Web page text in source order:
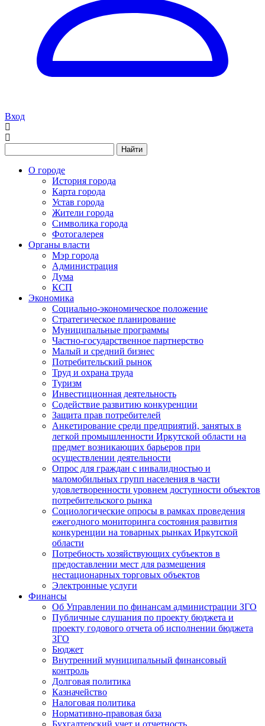
Вход
Найти
О городе
История города
Карта города
Устав города
Жители города
Символика города
Фотогалерея
Органы власти
Мэр города
Администрация
Дума
КСП
Экономика
Социально-экономическое положение
Стратегическое планирование
Муниципальные программы
Частно-государственное партнерство
Малый и средний бизнес
Потребительский рынок
Труд и охрана труда
Туризм
Инвестиционная деятельность
Содействие развитию конкуренции
Защита прав потребителей
Анкетирование среди предприятий, занятых в
легкой промышленности Иркутской области на
предмет возникающих барьеров при
осуществлении деятельности
Опрос для граждан с инвалидностью и
маломобильных групп населения в части
удовлетворенности уровнем доступности объектов
потребительского рынка
Социологические опросы в рамках проведения
ежегодного мониторинга состояния развития
конкуренции на товарных рынках Иркутской
области
Потребность хозяйствующих субъектов в
предоставлении мест для размещения
нестационарных торговых объектов
Электронные услуги
Финансы
Об Управлении по финансам администрации ЗГО
Публичные слушания по проекту бюджета и
проекту годового отчета об исполнении бюджета
ЗГО
Бюджет
Внутренний муниципальный финансовый
контроль
Долговая политика
Казначейство
Налоговая политика
Нормативно-правовая база
Бухгалтерский учет и отчетность